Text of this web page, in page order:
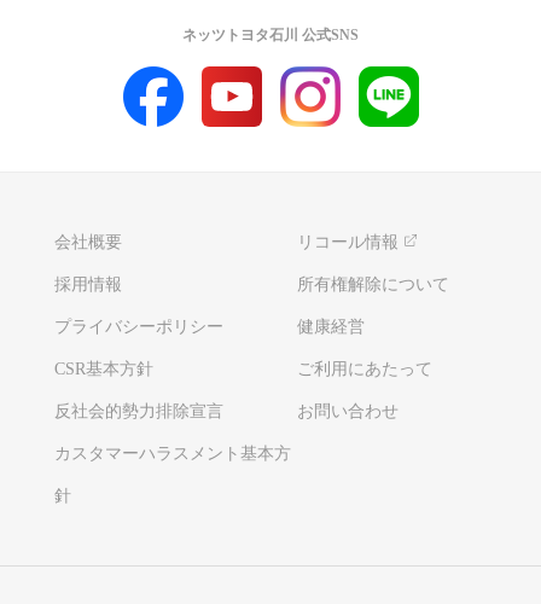
会社概要 リコール情報
採用情報 所有権解除について
プライバシーポリシー 健康経営
CSR基本方針 ご利用にあたって
反社会的勢力排除宣言 お問い合わせ
カスタマーハラスメント基本方
針
ネッツトヨタ石川 公式SNS